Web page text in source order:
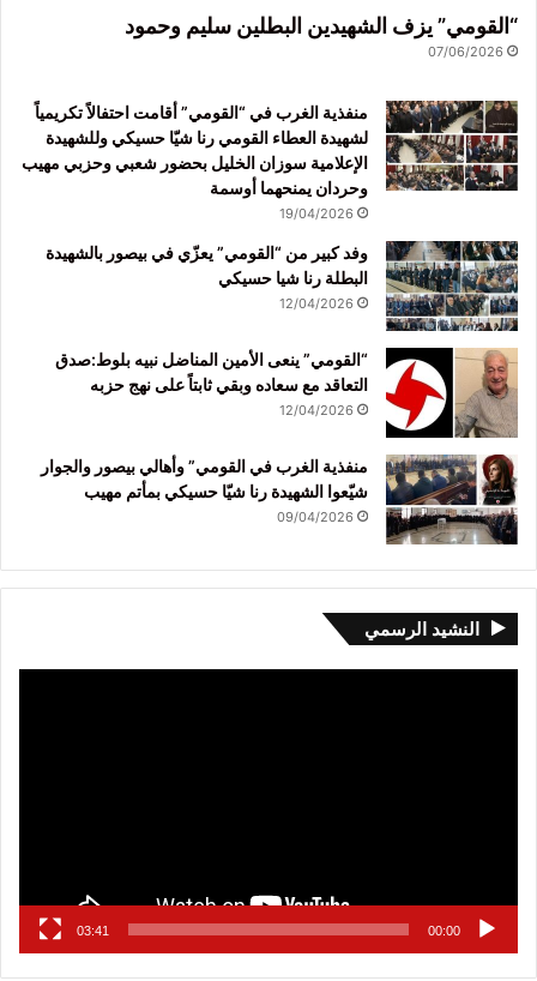
“القومي” يزف الشهيدين البطلين سليم وحمود
07/06/2026
منفذية الغرب في “القومي” أقامت احتفالاً تكريمياً
لشهيدة العطاء القومي رنا شيّا حسيكي وللشهيدة
الإعلامية سوزان الخليل بحضور شعبي وحزبي مهيب
وحردان يمنحهما أوسمة
19/04/2026
وفد كبير من “القومي” يعزّي في بيصور بالشهيدة
البطلة رنا شيا حسيكي
12/04/2026
“القومي” ينعى الأمين المناضل نبيه بلوط:صدق
التعاقد مع سعاده وبقي ثابتاً على نهج حزبه
12/04/2026
منفذية الغرب في القومي” وأهالي بيصور والجوار
شيّعوا الشهيدة رنا شيّا حسيكي بمأتم مهيب
09/04/2026
النشيد الرسمي
00:00
03:41